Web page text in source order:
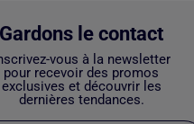
Gardons le contact
vous à la newsletter
pour recevoir des promos
exclusives et découvrir les
dernières tendances.